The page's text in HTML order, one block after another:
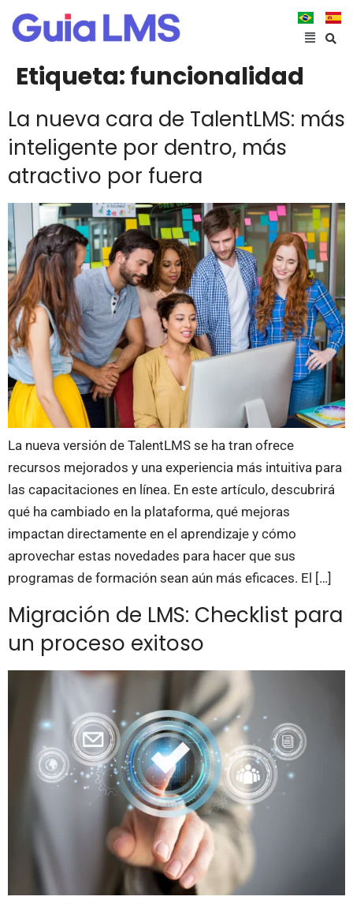
Etiqueta:funcionalidad
La nueva cara de TalentLMS: más
inteligente por dentro, más
atractivo por fuera
La nueva versión de TalentLMS se ha tran ofrece
recursos mejorados y una experiencia más intuitiva para
las capacitaciones en línea. En este artículo, descubrirá
qué ha cambiado en la plataforma, qué mejoras
impactan directamente en el aprendizaje y cómo
aprovechar estas novedades para hacer que sus
programas de formación sean aún más eficaces. El […]
Migración de LMS: Checklist para
un proceso exitoso